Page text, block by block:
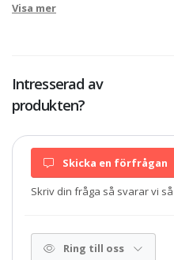
Visa mer
Intresserad av
produkten?
Skicka en förfrågan
Skriv din fråga så svarar vi
Ring till oss